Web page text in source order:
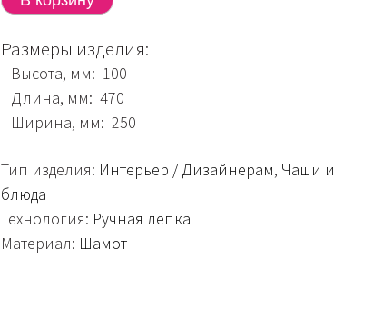
Размеры изделия:
Высота, мм: 100
Длина, мм: 470
Ширина, мм: 250
Тип изделия: Интерьер / Дизайнерам, Чаши и
блюда
Технология: Ручная лепка
Материал: Шамот